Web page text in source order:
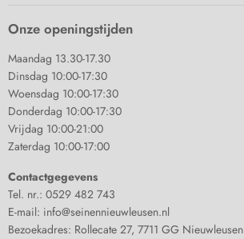
Onze openingstijden
Maandag 13.30-17.30
Dinsdag 10:00-17:30
Woensdag 10:00-17:30
Donderdag 10:00-17:30
Vrijdag 10:00-21:00
Zaterdag 10:00-17:00
Contactgegevens
Tel. nr.: 0529 482 743
E-mail: info@seinennieuwleusen.nl
Bezoekadres: Rollecate 27, 7711 GG Nieuwleusen